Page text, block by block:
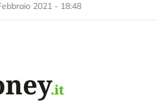
2021 - 18:48